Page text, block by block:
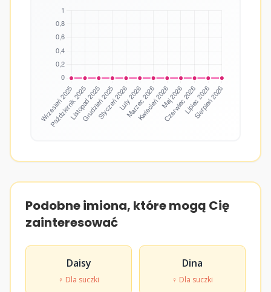
Podobne imiona, które mogą Cię
zainteresować
Daisy
♀ Dla suczki
Dina
♀ Dla suczki